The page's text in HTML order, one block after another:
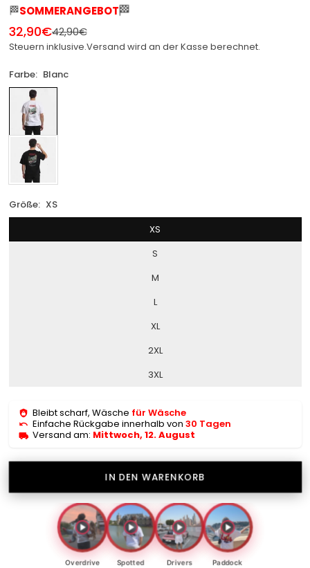
🏁SOMMERANGEBOT🏁
Normaler
Preis
32,90€42,90€
Steuern inklusive.Versand wird an der Kasse berechnet.
Farbe: Blanc
Größe: XS
XS
S
M
L
XL
2XL
3XL
Bleibt scharf, Wäsche für Wäsche
Einfache Rückgabe innerhalb von 30 Tagen
Versand am: Mittwoch, 12. August
IN DEN WARENKORB
Overdrive Spotted Drivers Paddock